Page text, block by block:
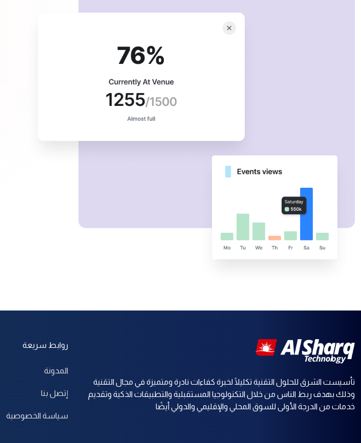
تأسيست الشرق للحلول التقنية تكليلًا لخبرة كفاءات نادرة ومتميزة في مجال التقنية
وذلك بهدف ربط الناس من خلال التكنولوجيا المستقبلية والتطبيقات الذكية وتقديم
خدمات من الدرجة الأولى للسوق المحلي والإقليمي والدولي أيضًا
روابط سريعة
المدونة
إتصل بنا
سياسة الخصوصية